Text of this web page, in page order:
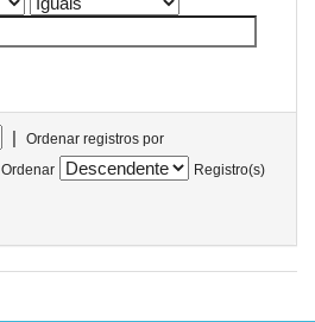
|
Ordenar registros por
Ordenar
Registro(s)